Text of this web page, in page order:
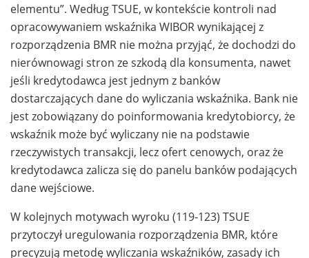
elementu”. Według TSUE, w kontekście kontroli nad
opracowywaniem wskaźnika WIBOR wynikającej z
rozporządzenia BMR nie można przyjąć, że dochodzi do
nierównowagi stron ze szkodą dla konsumenta, nawet
jeśli kredytodawca jest jednym z banków
dostarczających dane do wyliczania wskaźnika. Bank nie
jest zobowiązany do poinformowania kredytobiorcy, że
wskaźnik może być wyliczany nie na podstawie
rzeczywistych transakcji, lecz ofert cenowych, oraz że
kredytodawca zalicza się do panelu banków podających
dane wejściowe.
W kolejnych motywach wyroku (119-123) TSUE
przytoczył uregulowania rozporządzenia BMR, które
precyzują metodę wyliczania wskaźników, zasady ich